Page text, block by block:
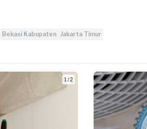
Bekasi Kabupaten Jakarta Timur
1 / 2